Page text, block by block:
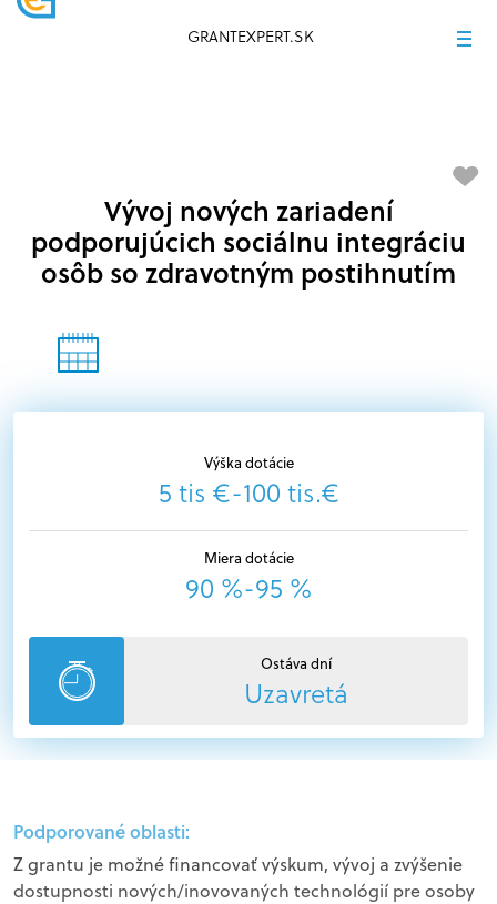
GRANTEXPERT.SK
Výška dotácie
5 tis €-100 tis.€
Miera dotácie
90 %-95 %
Ostáva dní
Uzavretá
Vývoj nových zariadení
podporujúcich sociálnu integráciu
osôb so zdravotným postihnutím
Podporované oblasti:
Z grantu je možné financovať výskum, vývoj a zvýšenie
dostupnosti nových/inovovaných technológií pre osoby